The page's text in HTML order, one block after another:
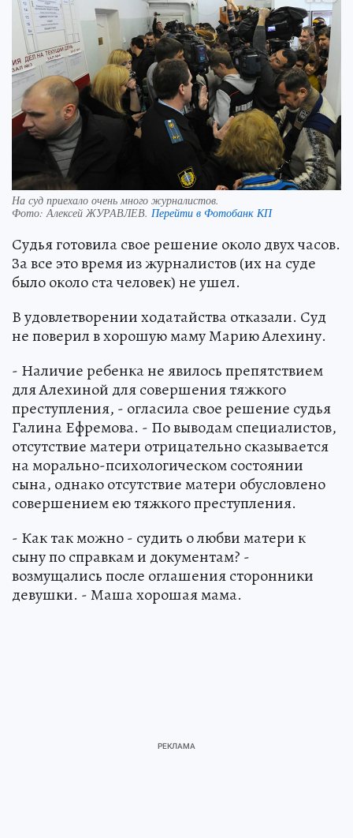
На суд приехало очень много журналистов.
Фото:Алексей ЖУРАВЛЕВ. Перейти в Фотобанк КП
Судья готовила свое решение около двух часов.
За все это время из журналистов (их на суде
было около ста человек) не ушел.
В удовлетворении ходатайства отказали. Суд
не поверил в хорошую маму Марию Алехину.
- Наличие ребенка не явилось препятствием
для Алехиной для совершения тяжкого
преступления, - огласила свое решение судья
Галина Ефремова. - По выводам специалистов,
отсутствие матери отрицательно сказывается
на морально-психологическом состоянии
сына, однако отсутствие матери обусловлено
совершением ею тяжкого преступления.
- Как так можно - судить о любви матери к
сыну по справкам и документам? -
возмущались после оглашения сторонники
девушки. - Маша хорошая мама.